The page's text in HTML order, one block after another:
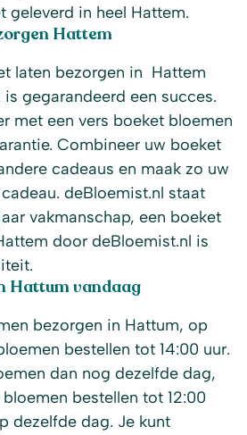
geleverd in heel Hattem.
Hattem
laten bezorgen in Hattem
gegarandeerd een succes.
met een vers boeket bloemen
Combineer uw boeket
cadeaus en maak zo uw
deBloemist.nl staat
vakmanschap, een boeket
door deBloemist.nl is
Hattum vandaag
bezorgen in Hattum, op
bestellen tot 14:00 uur.
dan nog dezelfde dag,
bestellen tot 12:00
dezelfde dag. Je kunt